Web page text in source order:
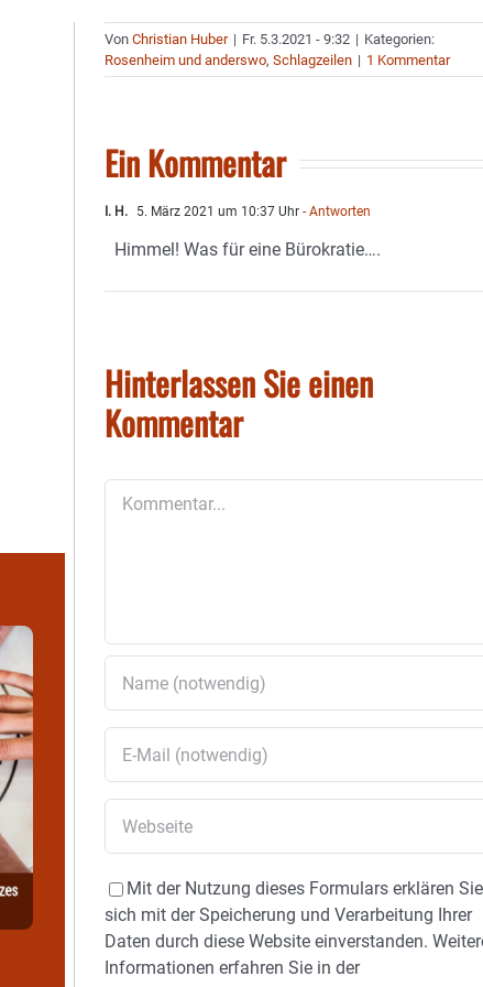
VonChristian Huber | Fr. 5.3.2021 - 9:32 | Kategorien:
Rosenheim und anderswo,Schlagzeilen | 1 Kommentar
Ein Kommentar
I. H. 5. März 2021 um 10:37 Uhr - Antworten
Himmel! Was für eine Bürokratie….
Hinterlassen Sie einen
Kommentar
Mit der Nutzung dieses Formulars erklären Sie
sich mit der Speicherung und Verarbeitung Ihrer
Daten durch diese Website einverstanden.
Informationen erfahren Sie in der